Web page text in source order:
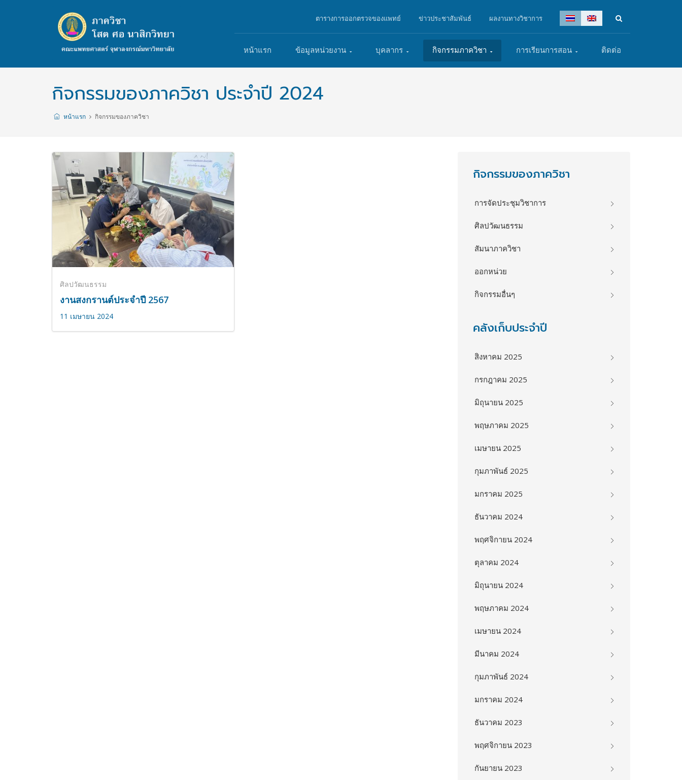
ตารางการออกตรวจของแพทย์ ข่าวประชาสัมพันธ์ ผลงานทางวิชาการ
หน้าแรก ข้อมูลหน่วยงาน บุคลากร กิจกรรมภาควิชา การเรียนการสอน ติดต่อ
กิจกรรมของภาควิชา ประจำปี 2024
หน้าแรก กิจกรรมของภาควิชา
ศิลปวัฒนธรรม
งานสงกรานต์ประจำปี 2567
11 เมษายน 2024
กิจกรรมของภาควิชา
การจัดประชุมวิชาการ
ศิลปวัฒนธรรม
สัมนาภาควิชา
ออกหน่วย
กิจกรรมอื่นๆ
คลังเก็บประจำปี
สิงหาคม 2025
กรกฎาคม 2025
มิถุนายน 2025
พฤษภาคม 2025
เมษายน 2025
กุมภาพันธ์ 2025
มกราคม 2025
ธันวาคม 2024
พฤศจิกายน 2024
ตุลาคม 2024
มิถุนายน 2024
พฤษภาคม 2024
เมษายน 2024
มีนาคม 2024
กุมภาพันธ์ 2024
มกราคม 2024
ธันวาคม 2023
พฤศจิกายน 2023
กันยายน 2023